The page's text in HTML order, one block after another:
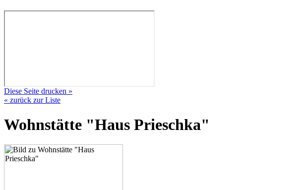
Diese Seite drucken »
« zurück zur Liste
Wohnstätte "Haus Prieschka"